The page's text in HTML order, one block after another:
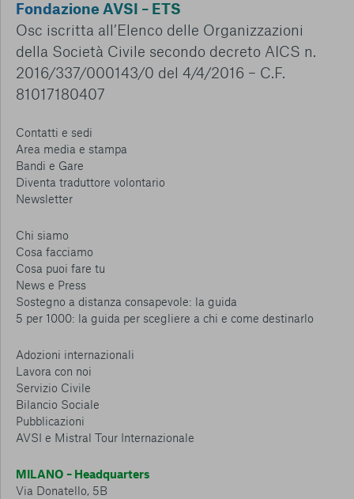
Fondazione AVSI – ETS
Osc iscritta all’Elenco delle Organizzazioni
della Società Civile secondo decreto AICS n.
2016/337/000143/0 del 4/4/2016 – C.F.
81017180407
Contatti e sedi
Area media e stampa
Bandi e Gare
Diventa traduttore volontario
Newsletter
Chi siamo
Cosa facciamo
Cosa puoi fare tu
News e Press
Sostegno a distanza consapevole: la guida
5 per 1000: la guida per scegliere a chi e come destinarlo
Adozioni internazionali
Lavora con noi
Servizio Civile
Bilancio Sociale
Pubblicazioni
AVSI e Mistral Tour Internazionale
MILANO – Headquarters
Via Donatello, 5B